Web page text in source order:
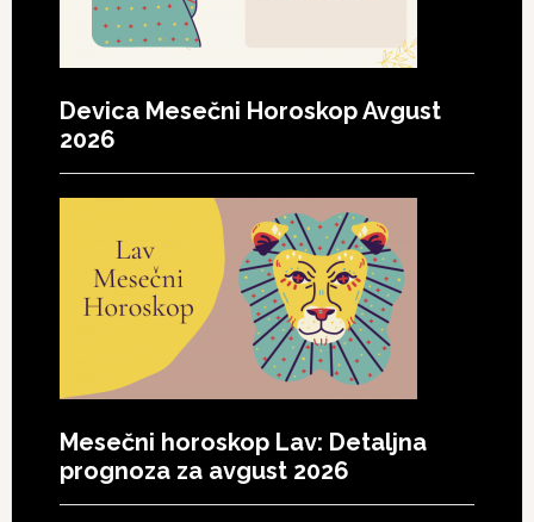
Devica Mesečni Horoskop Avgust
2026
Mesečni horoskop Lav: Detaljna
prognoza za avgust 2026